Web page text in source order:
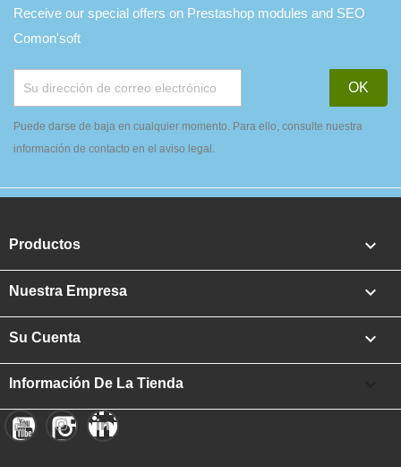
Receive our special offers on Prestashop modules and SEO
Comon'soft
Puede darse de baja en cualquier momento. Para ello, consulte nuestra
información de contacto en el aviso legal.
Productos 
Nuestra Empresa 
Su Cuenta 
Información De La Tienda